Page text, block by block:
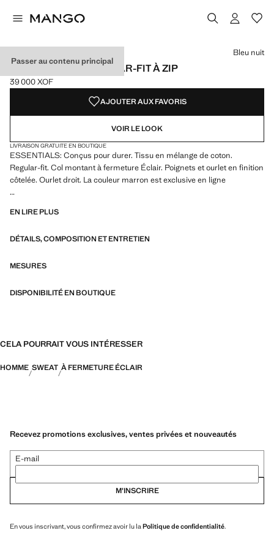
Passer au contenu principal
SWEAT COTON REGULAR-FIT À ZIP
Prix actuel [39 000 XOF ]
39 000 XOF
Choisissez une couleur
Couleur Blanc cassé
Couleur Bleu nuit sélectionnée
Couleur Gris glacé
Couleur Chocolat
Bleu nuit
AJOUTER AUX FAVORIS
VOIR LE LOOK
LIVRAISON GRATUITE EN BOUTIQUE
ESSENTIALS: Conçus pour durer. Tissu en mélange de coton.
Regular-fit. Col montant à fermeture Éclair. Poignets et ourlet en finition
côtelée. Ourlet droit. La couleur marron est exclusive en ligne
calidad añadiendo nuevas pruebas de resistencia a nuestras prendas.
más durables, versátiles y atemporales
EN LIRE PLUS
DÉTAILS, COMPOSITION ET ENTRETIEN
MESURES
DISPONIBILITÉ EN BOUTIQUE
CELA POURRAIT VOUS INTÉRESSER
HOMME SWEAT À FERMETURE ÉCLAIR
Recevez promotions exclusives, ventes privées et nouveautés
E-mail
M’INSCRIRE
En vous inscrivant, vous confirmez avoir lu la Politique de confidentialité.